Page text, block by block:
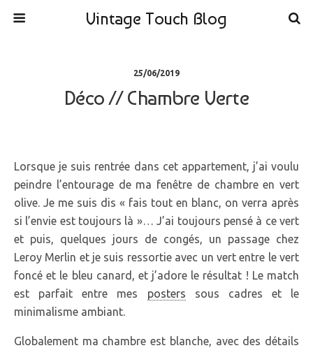
Vintage Touch Blog
25/06/2019
Déco // Chambre Verte
Lorsque je suis rentrée dans cet appartement, j’ai voulu
peindre l’entourage de ma fenêtre de chambre en vert
olive. Je me suis dis « fais tout en blanc, on verra après
si l’envie est toujours là »… J’ai toujours pensé à ce vert
et puis, quelques jours de congés, un passage chez
Leroy Merlin et je suis ressortie avec un vert entre le vert
foncé et le bleu canard, et j’adore le résultat ! Le match
est parfait entre mes posters sous cadres et le
minimalisme ambiant.
Globalement ma chambre est blanche, avec des détails